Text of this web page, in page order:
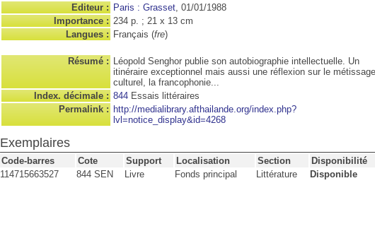
Editeur : Paris : Grasset, 01/01/1988
Importance : 234 p. ; 21 x 13 cm
Langues : Français (fre)
Résumé : Léopold Senghor publie son autobiographie intellectuelle. Un
itinéraire exceptionnel mais aussi une réflexion sur le métissage
culturel, la francophonie...
Index. décimale : 844 Essais littéraires
Permalink : http://medialibrary.afthailande.org/index.php?
lvl=notice_display&id=4268
Exemplaires
Code-barres Cote Support Localisation Section
Disponibilité
114715663527
844 SEN Livre Fonds principal Littérature Disponible